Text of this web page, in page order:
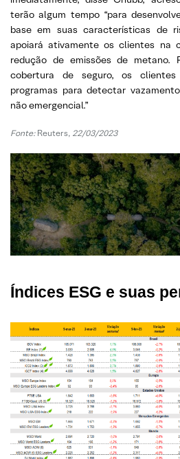
terão algum tempo “para
base em suas características de
apoiará ativamente os clientes na
redução de emissões de metano.
cobertura de seguro, os
programas para detectar
não emergencial.”
Fonte: Reuters, 22/03/2023
Índices ESG e suas